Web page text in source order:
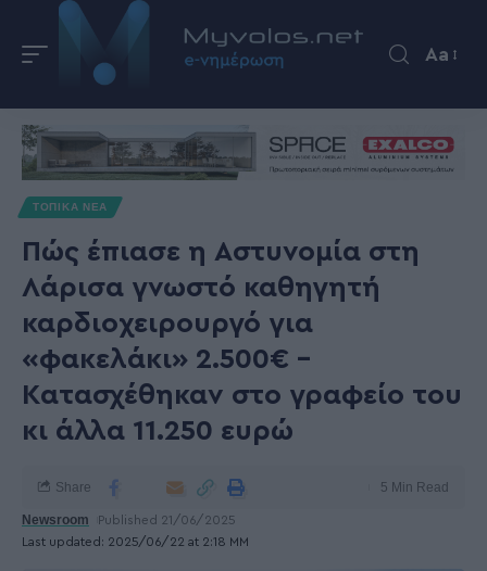
Aa
ΤΟΠΙΚΑ ΝΕΑ
Πώς έπιασε η Αστυνομία στη
Λάρισα γνωστό καθηγητή
καρδιοχειρουργό για
«φακελάκι» 2.500€ –
Κατασχέθηκαν στο γραφείο του
κι άλλα 11.250 ευρώ
Last updated: 2025/06/22 at 2:18 ΜΜ
Newsroom Published 21/06/2025
Share 5 Min Read